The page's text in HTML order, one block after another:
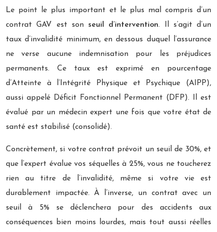
Le point le plus important et le plus mal compris d’un
contrat GAV est son seuil d’intervention. Il s’agit d’un
taux d’invalidité minimum, en dessous duquel l’assurance
ne verse aucune indemnisation pour les préjudices
permanents. Ce taux est exprimé en pourcentage
d’Atteinte à l’Intégrité Physique et Psychique (AIPP),
aussi appelé Déficit Fonctionnel Permanent (DFP). Il est
évalué par un médecin expert une fois que votre état de
santé est stabilisé (consolidé).
Concrètement, si votre contrat prévoit un seuil de 30%, et
que l’expert évalue vos séquelles à 25%, vous ne toucherez
rien au titre de l’invalidité, même si votre vie est
durablement impactée. À l’inverse, un contrat avec un
seuil à 5% se déclenchera pour des accidents aux
conséquences bien moins lourdes, mais tout aussi réelles